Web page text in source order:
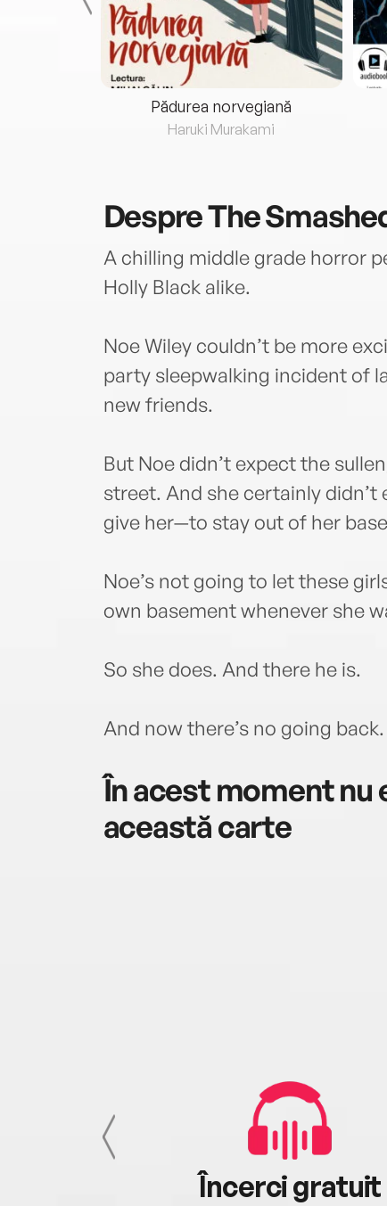
Pădurea norvegiană
Haruki Murakami
DespreThe
A chilling middle grade horror
Holly Black alike.
Noe Wiley couldn’t be more
party sleepwalking incident of
new friends.
But Noe didn’t expect the
street. And she certainly
give her—to stay out of her
Noe’s not going to let these
own basement whenever she
So she does. And there he is.
And now there’s no going back.
În acest moment nu
această carte
Încerci gratuit